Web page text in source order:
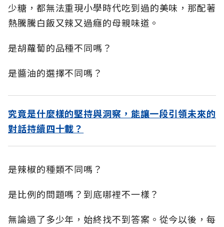
少糖，都無法重現小學時代吃到過的美味，那配著
熱騰騰白飯又辣又過癮的母親味道。
是胡蘿蔔的品種不同嗎？
是醬油的選擇不同嗎？
究竟是什麼樣的堅持與洞察，能讓一段引領未來的
對話持續四十載？
是辣椒的種類不同嗎？
是比例的問題嗎？到底哪裡不一樣？
無論過了多少年，始終找不到答案。從今以後，每